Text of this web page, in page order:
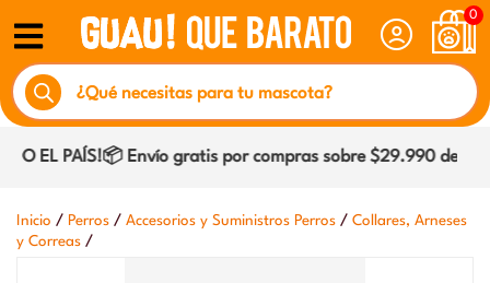
contenido
0
Búsqueda
de
productos
EL PAÍS!📦 Envío gratis por compras sobre $29.990 dentro
Inicio / Perros / Accesorios y Suministros Perros / Collares, Arneses
y Correas /